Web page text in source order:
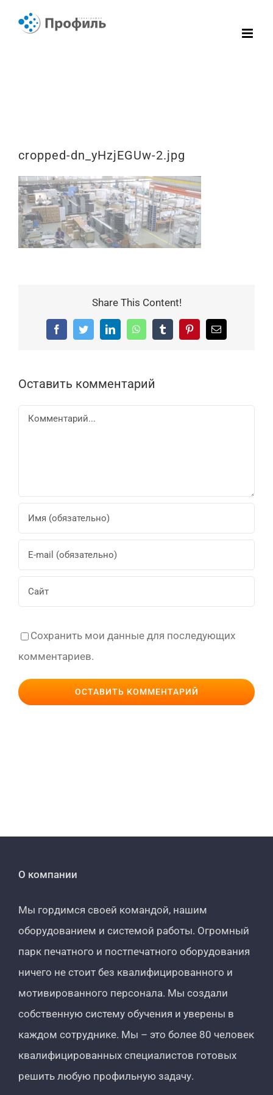
cropped-dn_yHzjEGUw-2.jpg
Share This Content!
FacebookTwitterLinkedInWhatsAppTumblrPinterestEmail
Оставить комментарий
Комментарий
Сохранить мои данные для последующих
комментариев.
О компании
Мы гордимся своей командой, нашим
оборудованием и системой работы. Огромный
парк печатного и постпечатного оборудования
ничего не стоит без квалифицированного и
мотивированного персонала. Мы создали
собственную систему обучения и уверены в
каждом сотруднике. Мы – это более 80 человек
квалифицированных специалистов готовых
решить любую профильную задачу.